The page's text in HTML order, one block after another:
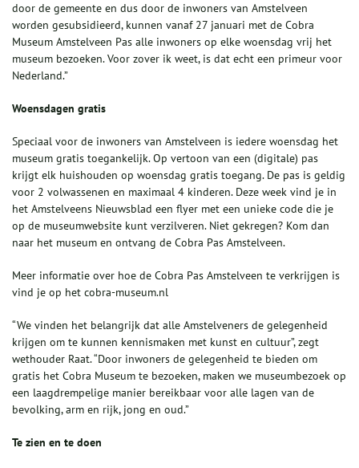
door de gemeente en dus door de inwoners van Amstelveen
worden gesubsidieerd, kunnen vanaf 27 januari met de Cobra
Museum Amstelveen Pas alle inwoners op elke woensdag vrij het
museum bezoeken. Voor zover ik weet, is dat echt een primeur voor
Nederland.”
Woensdagen gratis
Speciaal voor de inwoners van Amstelveen is iedere woensdag het
museum gratis toegankelijk. Op vertoon van een (digitale) pas
krijgt elk huishouden op woensdag gratis toegang. De pas is geldig
voor 2 volwassenen en maximaal 4 kinderen. Deze week vind je in
het Amstelveens Nieuwsblad een flyer met een unieke code die je
op de museumwebsite kunt verzilveren. Niet gekregen? Kom dan
naar het museum en ontvang de Cobra Pas Amstelveen.
Meer informatie over hoe de Cobra Pas Amstelveen te verkrijgen is
vind je op het cobra-museum.nl
“We vinden het belangrijk dat alle Amstelveners de gelegenheid
krijgen om te kunnen kennismaken met kunst en cultuur”, zegt
wethouder Raat. “Door inwoners de gelegenheid te bieden om
gratis het Cobra Museum te bezoeken, maken we museumbezoek op
een laagdrempelige manier bereikbaar voor alle lagen van de
bevolking, arm en rijk, jong en oud.”
Te zien en te doen